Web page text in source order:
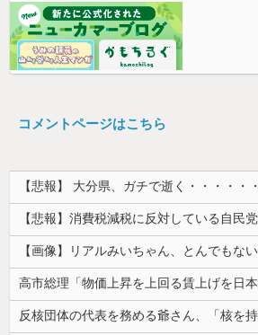
コメントページはこちら
【悲報】 大分県、ガチで逝く・・・・・・